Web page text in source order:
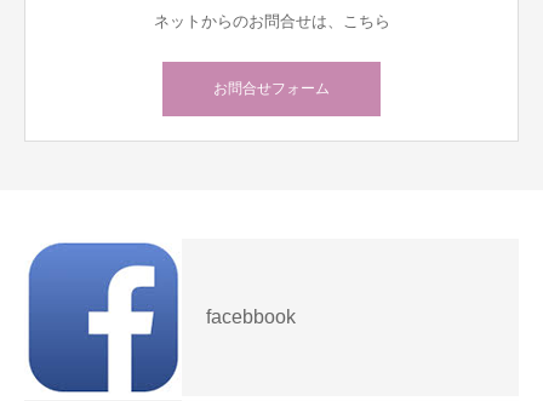
ネットからのお問合せは、こちら
お問合せフォーム
facebbook